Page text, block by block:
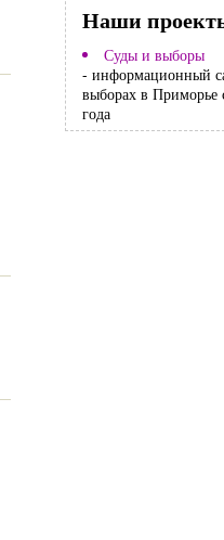
Наши
Суды и выборы
- информационный
выборах в Приморье
года